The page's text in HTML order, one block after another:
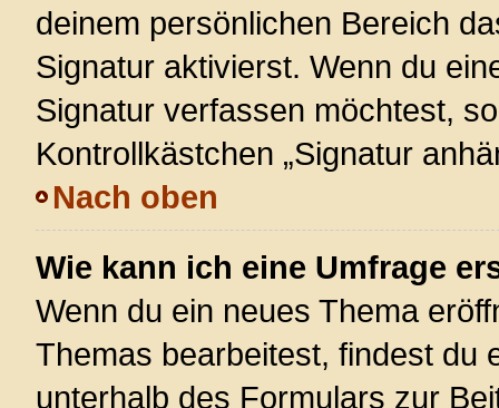
deinem persönlichen Bereich
Signatur aktivierst. Wenn du
Signatur verfassen möchtest,
Kontrollkästchen „Signatur
Nach oben
Wie kann ich eine Umfrage
Wenn du ein neues Thema
Themas bearbeitest, findest du
unterhalb des Formulars zur